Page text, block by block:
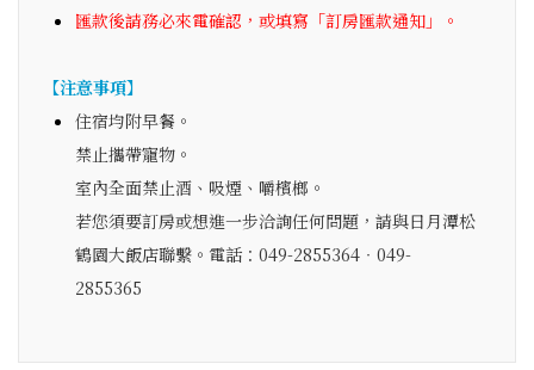
匯款後請務必來電確認，或填寫「訂房匯款通知」。
【注意事項】
住宿均附早餐。
禁止攜帶寵物。
室內全面禁止酒、吸煙、嚼檳榔。
若您須要訂房或想進一步洽詢任何問題，請與日月潭松
鶴園大飯店聯繫。電話：049-2855364‧049-
2855365